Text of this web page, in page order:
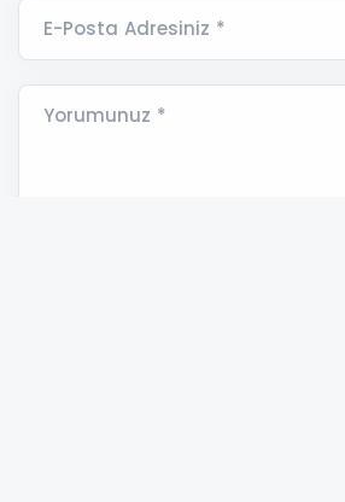
E-Posta Adresiniz *
Yorumunuz *